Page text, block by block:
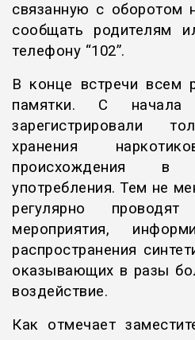
связанную с оборотом
сообщать родителям
телефону “102”.
В конце встречи всем
памятки. С
зарегистрировали
хранения
происхождения в
употребления. Тем не
регулярно проводят
мероприятия,
распространения
оказывающих в разы
воздействие.
Как отмечает